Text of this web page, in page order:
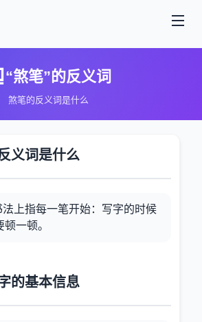
“煞笔”的反义词
煞笔的反义词是什么
义词是什么
法上指每一笔开始：写字的时候
顿一顿。
的基本信息